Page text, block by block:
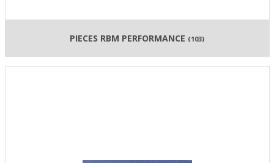
PIECES RBM PERFORMANCE (103)